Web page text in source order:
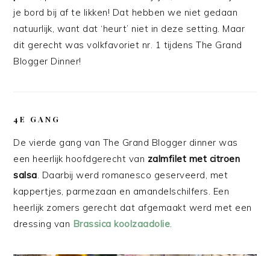
je bord bij af te likken! Dat hebben we niet gedaan
natuurlijk, want dat ‘heurt’ niet in deze setting. Maar
dit gerecht was volkfavoriet nr. 1 tijdens The Grand
Blogger Dinner!
4E GANG
De vierde gang van The Grand Blogger dinner was
een heerlijk hoofdgerecht van zalmfilet met citroen
salsa. Daarbij werd romanesco geserveerd, met
kappertjes, parmezaan en amandelschilfers. Een
heerlijk zomers gerecht dat afgemaakt werd met een
dressing van Brassica koolzaadolie.